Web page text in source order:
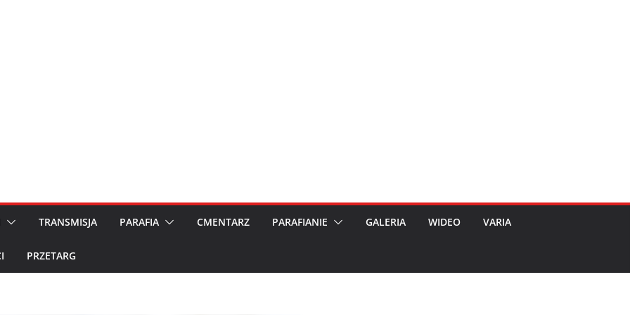
TRANSMISJA PARAFIA CMENTARZ PARAFIANIE GALERIA WIDEO VARIA
PRZETARG